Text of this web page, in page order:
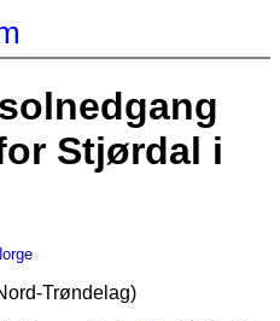
Stjørdal i
Trøndelag)